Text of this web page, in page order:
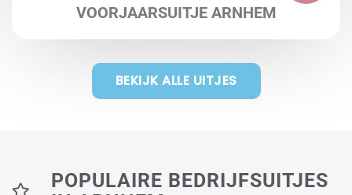
VOORJAARSUITJE ARNHEM
BEKIJK ALLE UITJES
POPULAIRE BEDRIJFSUITJES